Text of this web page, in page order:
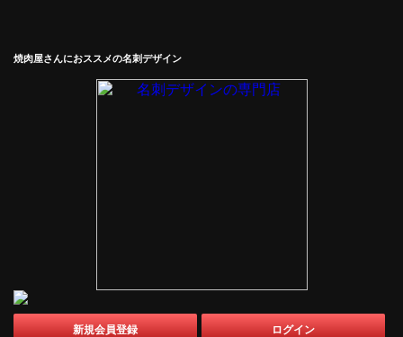
焼肉屋さんにおススメの名刺デザイン
新規会員登録 ログイン